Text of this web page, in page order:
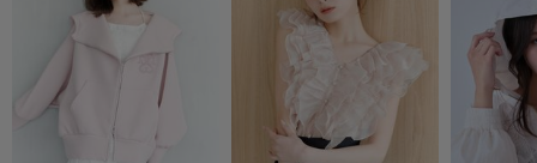
Sneakers by emmi
スニーカーズ バイ エミ